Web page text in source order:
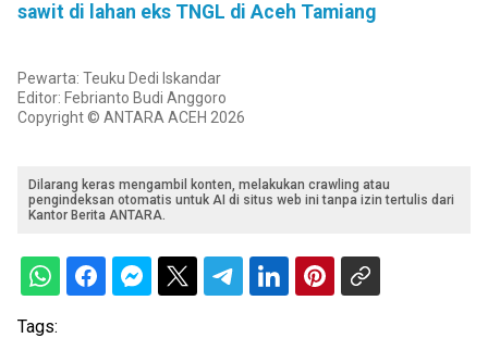
sawit di lahan eks TNGL di Aceh Tamiang
Pewarta: Teuku Dedi Iskandar
Editor: Febrianto Budi Anggoro
Copyright © ANTARA ACEH 2026
Dilarang keras mengambil konten, melakukan crawling atau
pengindeksan otomatis untuk AI di situs web ini tanpa izin tertulis dari
Kantor Berita ANTARA.
Tags: